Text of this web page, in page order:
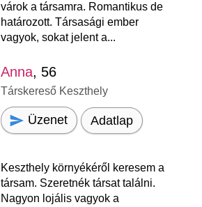
várok a társamra. Romantikus de
határozott. Társasági ember
vagyok, sokat jelent a...
Anna, 56
Társkereső Keszthely
Üzenet Adatlap
Keszthely környékéről keresem a
társam. Szeretnék társat találni.
Nagyon lojális vagyok a